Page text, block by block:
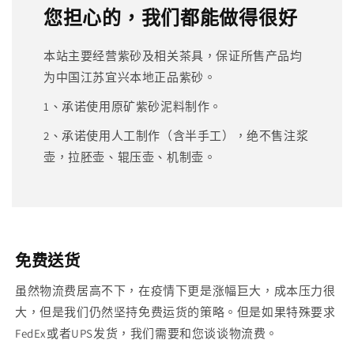
您担心的，我们都能做得很好
本站主要经营紫砂及相关茶具，保证所售产品均
为中国江苏宜兴本地正品紫砂。
1、承诺使用原矿紫砂泥料制作。
2、承诺使用人工制作（含半手工），绝不售注浆
壶，拉胚壶、辊压壶、机制壶。
免费送货
虽然物流费居高不下，在疫情下更是涨幅巨大，成本压力很
大，但是我们仍然坚持免费运货的策略。但是如果特殊要求
FedEx或者UPS发货，我们需要和您谈谈物流费。